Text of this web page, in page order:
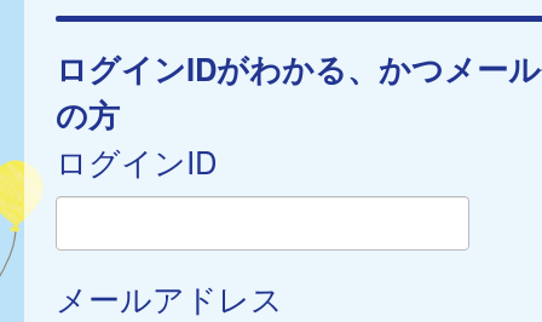
ログインIDがわかる、かつメー
の方
ログインID
メールアドレス